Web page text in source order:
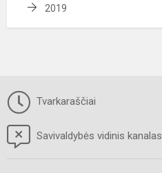
2019
Tvarkaraščiai
Savivaldybės vidinis kanalas